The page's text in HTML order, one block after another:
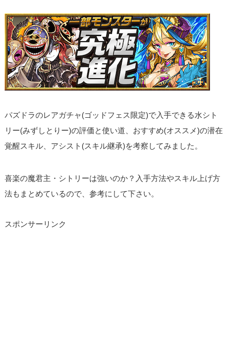
パズドラのレアガチャ(ゴッドフェス限定)で入手できる水シト
リー(みずしとりー)の評価と使い道、おすすめ(オススメ)の潜在
覚醒スキル、アシスト(スキル継承)を考察してみました。
喜楽の魔君主・シトリーは強いのか？入手方法やスキル上げ方
法もまとめているので、参考にして下さい。
スポンサーリンク